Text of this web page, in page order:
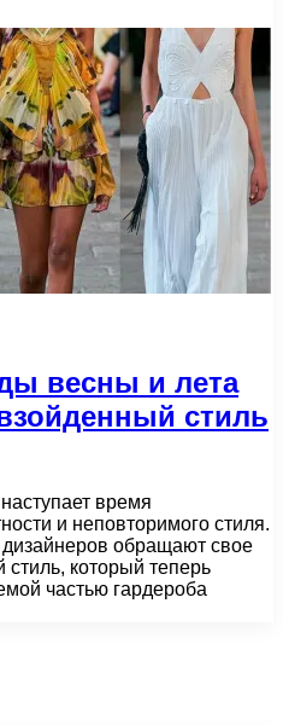
весны и лета
стиль
время
и неповторимого стиля.
обращают свое
который теперь
частью гардероба